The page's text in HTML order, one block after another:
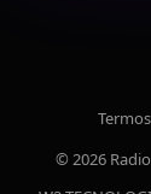
© 2026